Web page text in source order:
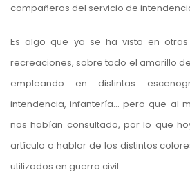
compañeros del servicio de
Es algo que ya se ha visto en
recreaciones, sobre todo el amarillo
empleando en distintas
intendencia, infantería… pero que al
nos habían consultado, por lo que
artículo a hablar de los distintos
utilizados en guerra civil.